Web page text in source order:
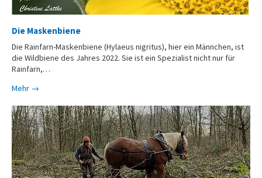
Die Maskenbiene
Die Rainfarn-Maskenbiene (Hylaeus nigritus), hier ein Männchen, ist
die Wildbiene des Jahres 2022. Sie ist ein Spezialist nicht nur für
Rainfarn,…
Mehr →